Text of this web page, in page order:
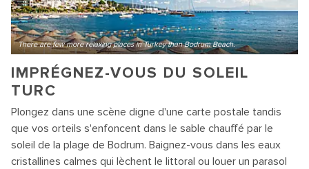
There are few more relaxing places in Turkey than Bodrum Beach.
IMPRÉGNEZ-VOUS DU SOLEIL
TURC
Plongez dans une scène digne d'une carte postale tandis
que vos orteils s'enfoncent dans le sable chauffé par le
soleil de la plage de Bodrum. Baignez-vous dans les eaux
cristallines calmes qui lèchent le littoral ou louer un parasol